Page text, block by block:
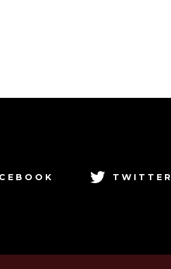
TWITTER